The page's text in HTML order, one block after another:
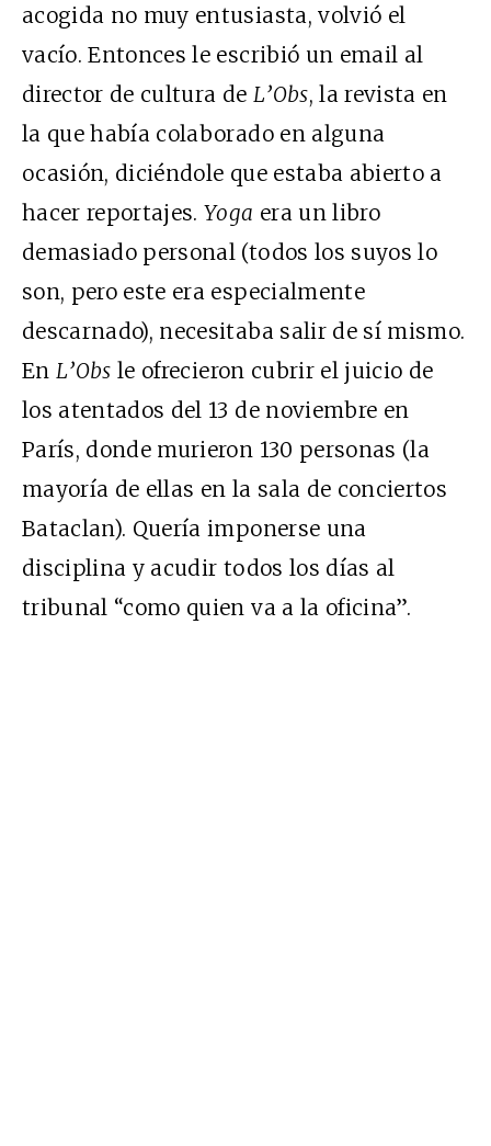
acogida no muy entusiasta, volvió el
vacío. Entonces le escribió un email al
director de cultura de L’Obs, la revista en
la que había colaborado en alguna
ocasión, diciéndole que estaba abierto a
hacer reportajes.Yoga era un libro
demasiado personal (todos los suyos lo
son, pero este era especialmente
descarnado), necesitaba salir de sí mismo.
EnL’Obs le ofrecieron cubrir el juicio de
los atentados del 13 de noviembre en
París, donde murieron 130 personas (la
mayoría de ellas en la sala de conciertos
Bataclan). Quería imponerse una
disciplina y acudir todos los días al
tribunal “como quien va a la oficina”.